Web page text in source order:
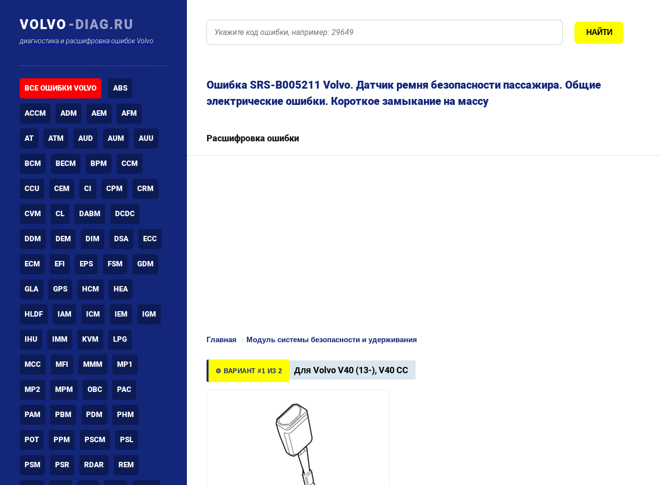
VOLVO -DIAG.RU
диагностика и расшифровка ошибок Volvo
ВСЕ ОШИБКИ VOLVO ABS
ACCM ADM AEM AFM
AT ATM AUD AUM AUU
BCM BECM BPM CCM
CCU CEM CI CPM CRM
CVM CL DABM DCDC
DDM DEM DIM DSA ECC
ECM EFI EPS FSM GDM
GLA GPS HCM HEA
HLDF IAM ICM IEM IGM
IHU IMM KVM LPG
MCC MFI MMM MP1
MP2 MPM OBC PAC
PAM PBM PDM PHM
POT PPM PSCM PSL
PSM PSR RDAR REM
Ошибка SRS-B005211 Volvo. Датчик ремня безопасности пассажира. Общие
электрические ошибки. Короткое замыкание на массу
Расшифровка ошибки
Главная › Модуль системы безопасности и удерживания
⚙️ ВАРИАНТ #1 ИЗ 2 Для Volvo V40 (13-), V40 CC